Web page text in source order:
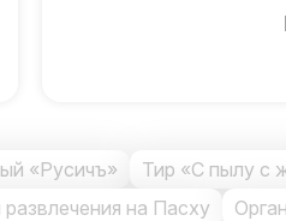
«Русичъ» Тир «С пылу с
на Пасху